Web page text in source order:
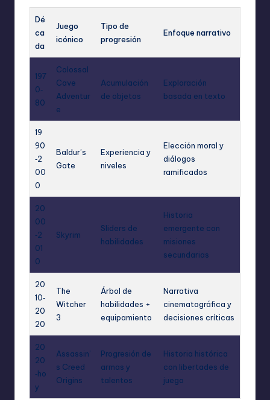
Dé
ca
da
Juego
icónico
Tipo de
progresión
Enfoque narrativo
197
0‑
80
Colossal
Cave
Adventur
e
Acumulación
de objetos
Exploración
basada en texto
19
90
‑2
00
0
Baldur’s
Gate
Experiencia y
niveles
Elección moral y
diálogos
ramificados
20
00
‑2
01
0
Skyrim
Sliders de
habilidades
Historia
emergente con
misiones
secundarias
20
10‑
20
20
The
Witcher
3
Árbol de
habilidades +
equipamiento
Narrativa
cinematográfica y
decisiones críticas
20
20
‑ho
y
Assassin’
s Creed
Origins
Progresión de
armas y
talentos
Historia histórica
con libertades de
juego